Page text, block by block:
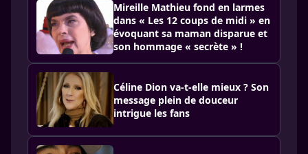
Mireille Mathieu fond en larmes
dans « Les 12 coups de midi » en
évoquant sa maman disparue et
son hommage « secrète » !
Céline Dion va-t-elle mieux ? Son
message plein de douceur
intrigue les fans